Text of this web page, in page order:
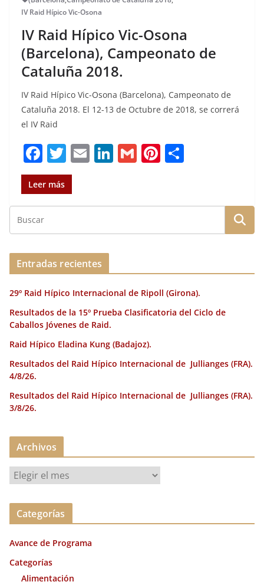
IV Raid Hípico Vic-Osona
IV Raid Hípico Vic-Osona
(Barcelona), Campeonato de
Cataluña 2018.
IV Raid Hípico Vic-Osona (Barcelona), Campeonato de
Cataluña 2018. El 12-13 de Octubre de 2018, se correrá
el IV Raid
F
a
c
e
b
o
o
k
T
w
it
te
r
E
l
Li
e
dI
G
l
Pi
re
st
p
a
Leer más
Entradas recientes
29º Raid Hípico Internacional de Ripoll (Girona).
Resultados de la 15º Prueba Clasificatoria del Ciclo de
Caballos Jóvenes de Raid.
Raid Hípico Eladina Kung (Badajoz).
Resultados del Raid Hípico Internacional de Jullianges (FRA).
4/8/26.
Resultados del Raid Hípico Internacional de Jullianges (FRA).
3/8/26.
Archivos
r
c
v
o
Categorías
Avance de Programa
Categorías
Alimentación